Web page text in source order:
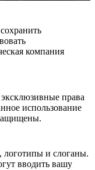
компания
права
использование
логотипы и слоганы.
вводить вашу